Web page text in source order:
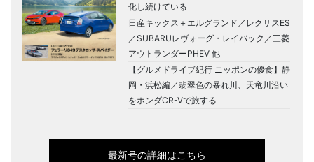
化し続けている
日産キックス＋エルグランド／レクサスES
／SUBARUレヴォーグ・レイバック／三菱
アウトランダーPHEV 他
【グルメドライブ紀行 ニッポンの優食】静
岡・浜松編／翡翠色の暴れ川、天竜川沿い
をホンダCR-Vで旅する
最新号の詳細はこちら